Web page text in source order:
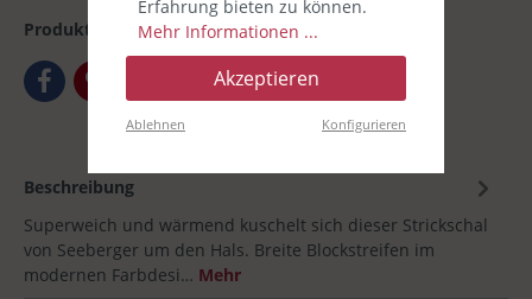
Produktnummer:00020708
Beschreibung
Superweich und wärmend kuschelt sich dieser Strickschal
von Seeberger um den Hals. Breite Blockstreifen im
modernen Farbdesi… Mehr
Erfahrung bieten zu können.
Mehr Informationen ...
Akzeptieren
Ablehnen Konfigurieren